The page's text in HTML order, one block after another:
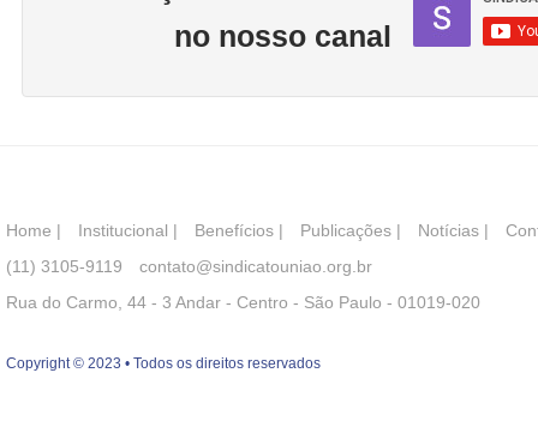
no nosso canal
Home | Institucional | Benefícios | Publicações | Notícias |
(11) 3105-9119
contato@sindicatouniao.org.br
Rua do Carmo, 44 - 3 Andar - Centro - São Paulo - 01019-020
Copyright © 2023 • Todos os direitos reservados